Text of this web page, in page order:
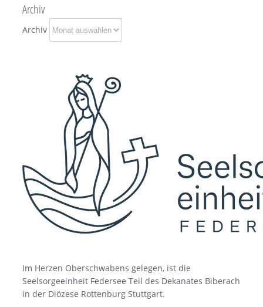
Archiv
Archiv
Im Herzen Oberschwabens gelegen, ist die
Seelsorgeeinheit Federsee Teil des Dekanates Biberach
in der Diözese Rottenburg Stuttgart.